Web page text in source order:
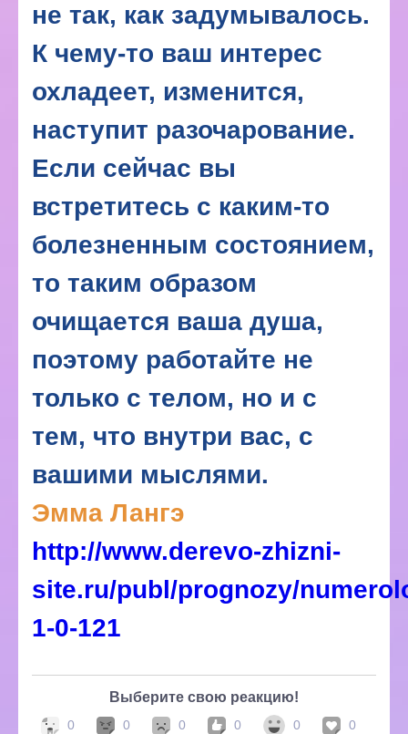
не так, как задумывалось.
К чему-то ваш интерес
охладеет, изменится,
наступит разочарование.
Если сейчас вы
встретитесь с каким-то
болезненным состоянием,
то таким образом
очищается ваша душа,
поэтому работайте не
только с телом, но и с
тем, что внутри вас, с
вашими мыслями.
Эмма Лангэ
http://www.derevo-zhizni-
site.ru/publ/prognozy/
1-0-121
Выберите свою реакцию!
0 0 0 0 0
0